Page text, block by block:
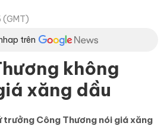
trên
không
xăng dầu
trưởng Công Thương nói giá xăng